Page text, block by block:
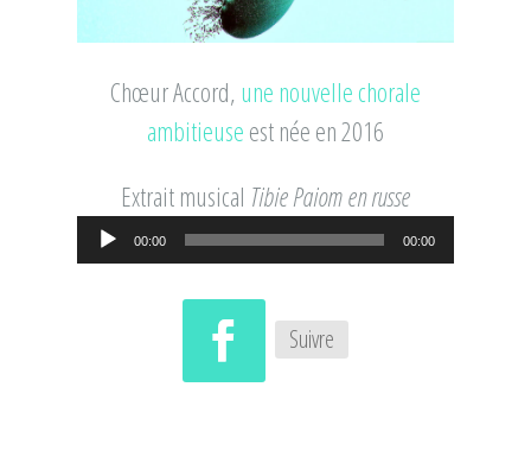
Chœur Accord, une nouvelle chorale
ambitieuse est née en 2016
Extrait musical Tibie Paiom en russe
Lecteur
audio
00:00 00:00
Suivre